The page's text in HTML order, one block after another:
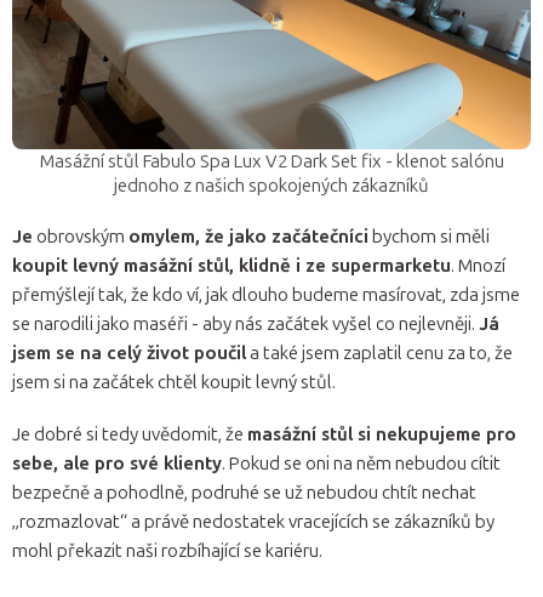
Masážní stůl Fabulo Spa Lux V2 Dark Set fix - klenot salónu
jednoho z našich spokojených zákazníků
Je obrovským omylem, že jako začátečníci bychom si měli
koupit levný masážní stůl, klidně i ze supermarketu. Mnozí
přemýšlejí tak, že kdo ví, jak dlouho budeme masírovat, zda jsme
se narodili jako maséři - aby nás začátek vyšel co nejlevněji. Já
jsem se na celý život poučila také jsem zaplatil cenu za to, že
jsem si na začátek chtěl koupit levný stůl.
Je dobré si tedy uvědomit, že masážní stůl si nekupujeme pro
sebe, ale pro své klienty. Pokud se oni na něm nebudou cítit
bezpečně a pohodlně, podruhé se už nebudou chtít nechat
„rozmazlovat“ a právě nedostatek vracejících se zákazníků by
mohl překazit naši rozbíhající se kariéru.